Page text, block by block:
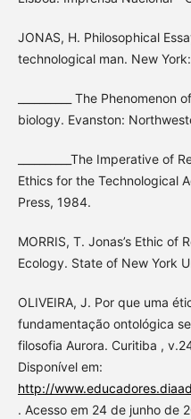
JONAS, H. Philosophical
technological man. New
__________ The
biology. Evanston:
__________The Imperative
Ethics for the Technological
Press, 1984.
MORRIS, T. Jonas’s Ethic of
Ecology. State of New York
OLIVEIRA, J. Por que uma
fundamentação ontológica
filosofia Aurora. Curitiba ,
Disponível em:
http://
. Acesso em 24 de junho de